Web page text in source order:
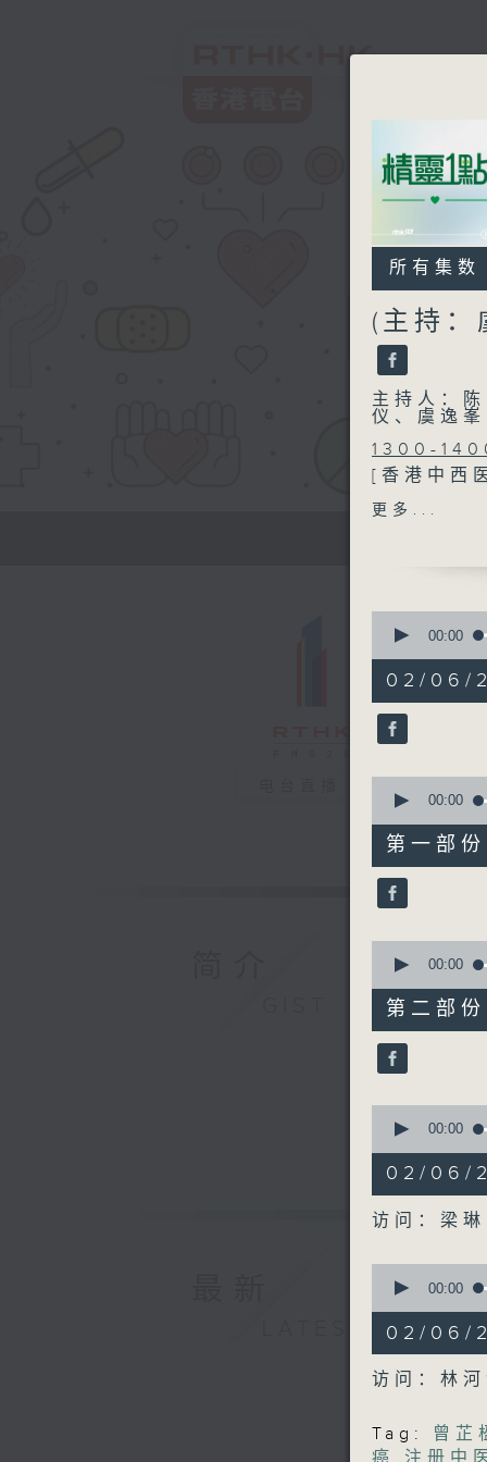
所有集数
(主持
主持人：
仪、虞逸
1300-
[香港中西
主题：认
主题：舌癌
嘉宾：林
更多...
seconds
hour,
37
minutes,
14
90%
00:00
02/06/
seconds
49
minutes,
10
seconds
90%
00:00
第一部
seconds
48
minutes,
13
seconds
90%
00:00
第二部
seconds
49
minutes,
6
seconds
90%
00:00
02/06/
访问：梁
seconds
48
minutes,
7
seconds
90%
00:00
02/06/
访问：林
Tag:
曾芷